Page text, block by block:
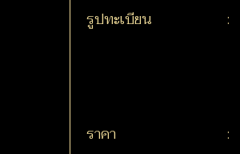
รูปทะเบียน
:
ราคา :